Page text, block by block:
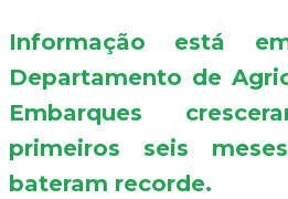
Informação está
Departamento de
Embarques
primeiros seis
bateram recorde.